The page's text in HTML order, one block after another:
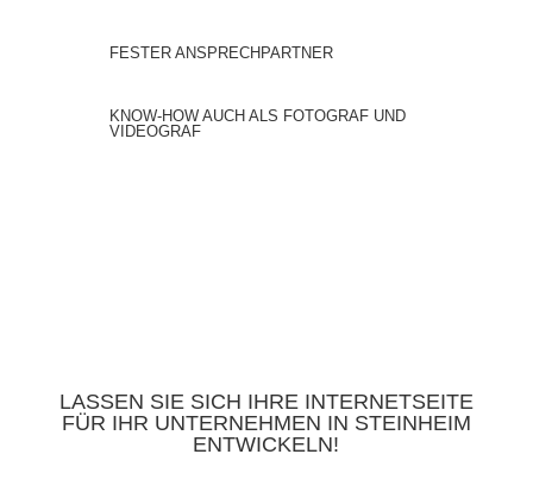
FESTER ANSPRECHPARTNER
KNOW-HOW AUCH ALS FOTOGRAF UND
VIDEOGRAF
LASSEN SIE SICH IHRE INTERNETSEITE
FÜR IHR UNTERNEHMEN IN STEINHEIM
ENTWICKELN!